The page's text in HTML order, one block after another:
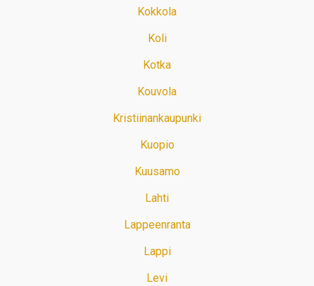
Kokkola
Koli
Kotka
Kouvola
Kristiinankaupunki
Kuopio
Kuusamo
Lahti
Lappeenranta
Lappi
Levi